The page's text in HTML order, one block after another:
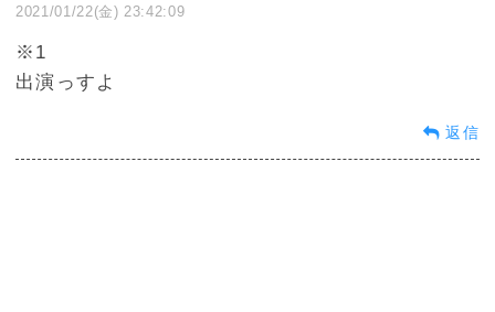
2021/01/22(金) 23:42:09
※1
出演っすよ
返信